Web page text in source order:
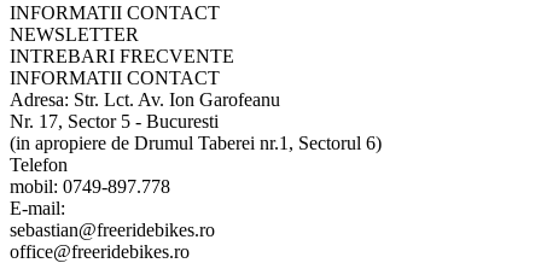
INFORMATII CONTACT
NEWSLETTER
INTREBARI FRECVENTE
INFORMATII CONTACT
Adresa: Str. Lct. Av. Ion Garofeanu
Nr. 17, Sector 5 - Bucuresti
(in apropiere de Drumul Taberei nr.1, Sectorul 6)
Telefon
mobil: 0749-897.778
E-mail:
sebastian@freeridebikes.ro
office@freeridebikes.ro